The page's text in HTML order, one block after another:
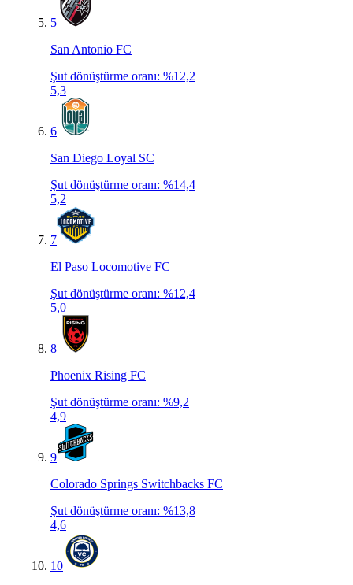
5
San Antonio FC
Şut dönüştürme oranı: %12,2
5,3
6
San Diego Loyal SC
Şut dönüştürme oranı: %14,4
5,2
7
El Paso Locomotive FC
Şut dönüştürme oranı: %12,4
5,0
8
Phoenix Rising FC
Şut dönüştürme oranı: %9,2
4,9
9
Colorado Springs Switchbacks FC
Şut dönüştürme oranı: %13,8
4,6
10